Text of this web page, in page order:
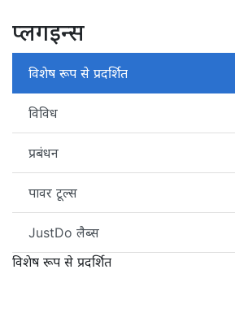
प्लगइन्स
विशेष रूप से प्रदर्शित
विविध
प्रबंधन
पावर टूल्स
JustDo लैब्स
विशेष रूप से प्रदर्शित